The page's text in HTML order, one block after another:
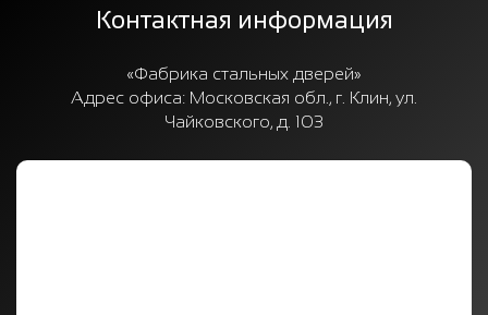
Контактная информация
«Фабрика стальных дверей»
Адрес офиса: Московская обл., г. Клин, ул.
Чайковского, д. 103